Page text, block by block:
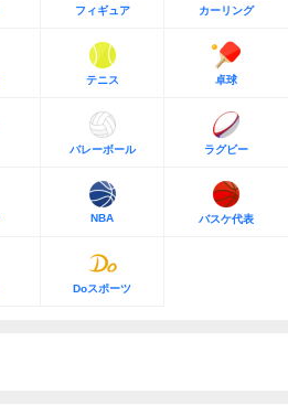
フィギュア カーリング
テニス 卓球
バレーボール ラグビー
NBA バスケ代表
Doスポーツ